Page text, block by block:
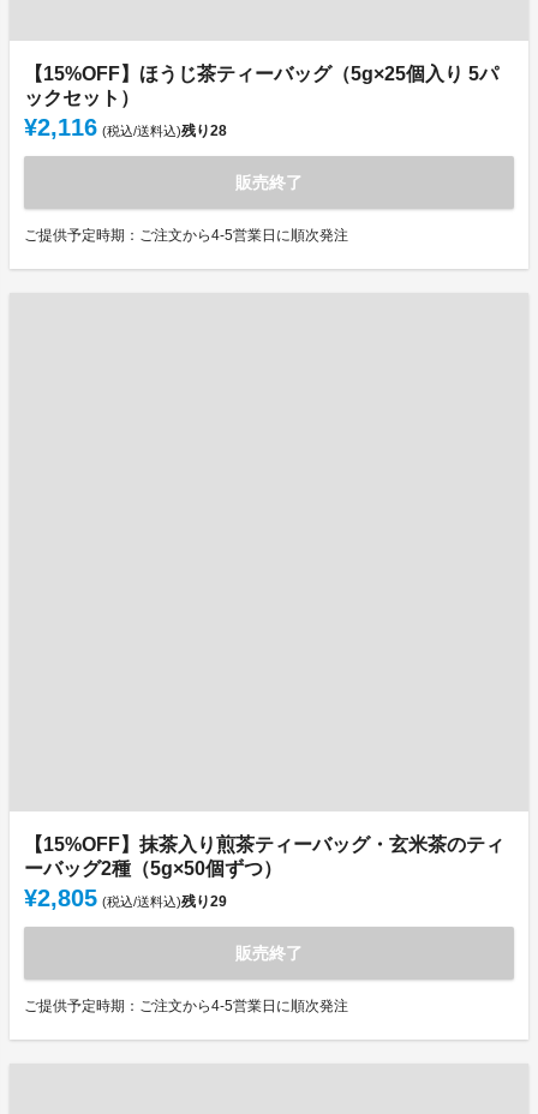
【15%OFF】ほうじ茶ティーバッグ（5g×25個入り 5パ
ックセット）
¥2,116 (税込/送料込)残り28
販売終了
ご提供予定時期：ご注文から4-5営業日に順次発注
【15%OFF】抹茶入り煎茶ティーバッグ・玄米茶のティ
ーバッグ2種（5g×50個ずつ）
¥2,805 (税込/送料込)残り29
販売終了
ご提供予定時期：ご注文から4-5営業日に順次発注